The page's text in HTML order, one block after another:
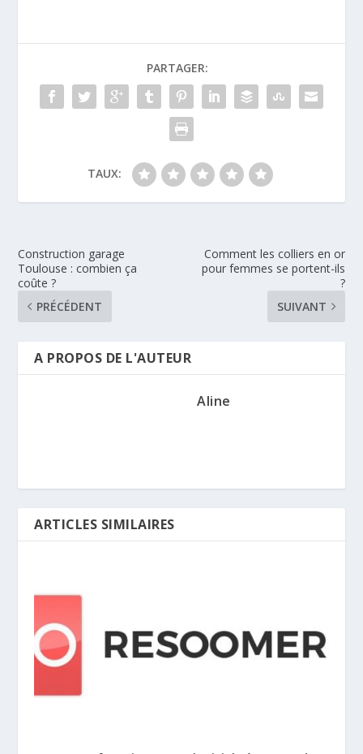
PARTAGER:
TAUX:
Construction garage
Toulouse : combien ça
coûte ?
PRÉCÉDENT
Comment les colliers en or
pour femmes se portent-ils
?
SUIVANT
A PROPOS DE L'AUTEUR
Aline
ARTICLES SIMILAIRES